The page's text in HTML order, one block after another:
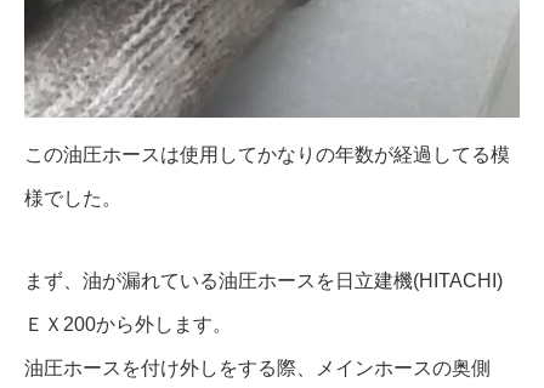
この油圧ホースは使用してかなりの年数が経過してる模
様でした。
まず、油が漏れている油圧ホースを日立建機(HITACHI)
ＥＸ200から外します。
油圧ホースを付け外しをする際、メインホースの奥側